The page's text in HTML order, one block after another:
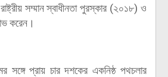
রাষ্ট্রীয় সম্মান স্বাধীনতা পুরস্কার (২০১৮) ও
করেন।
সঙ্গে প্রায় চার দশকের একনিষ্ঠ পথচলার